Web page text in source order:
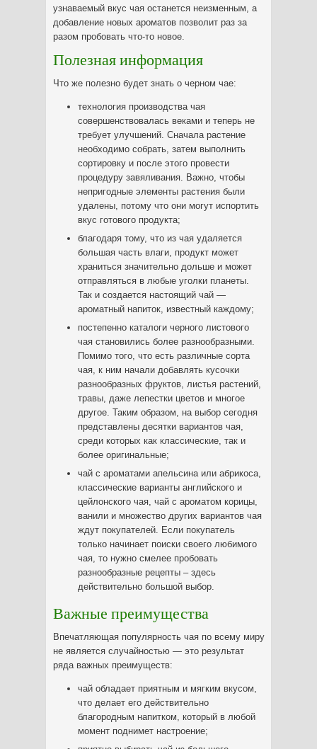
узнаваемый вкус чая останется неизменным, а
добавление новых ароматов позволит раз за
разом пробовать что-то новое.
Полезная информация
Что же полезно будет знать о черном чае:
технология производства чая
совершенствовалась веками и теперь не
требует улучшений. Сначала растение
необходимо собрать, затем выполнить
сортировку и после этого провести
процедуру завяливания. Важно, чтобы
непригодные элементы растения были
удалены, потому что они могут испортить
вкус готового продукта;
благодаря тому, что из чая удаляется
большая часть влаги, продукт может
храниться значительно дольше и может
отправляться в любые уголки планеты.
Так и создается настоящий чай —
ароматный напиток, известный каждому;
постепенно каталоги черного листового
чая становились более разнообразными.
Помимо того, что есть различные сорта
чая, к ним начали добавлять кусочки
разнообразных фруктов, листья растений,
травы, даже лепестки цветов и многое
другое. Таким образом, на выбор сегодня
представлены десятки вариантов чая,
среди которых как классические, так и
более оригинальные;
чай с ароматами апельсина или абрикоса,
классические варианты английского и
цейлонского чая, чай с ароматом корицы,
ванили и множество других вариантов чая
ждут покупателей. Если покупатель
только начинает поиски своего любимого
чая, то нужно смелее пробовать
разнообразные рецепты – здесь
действительно большой выбор.
Важные преимущества
Впечатляющая популярность чая по всему миру
не является случайностью — это результат
ряда важных преимуществ:
чай обладает приятным и мягким вкусом,
что делает его действительно
благородным напитком, который в любой
момент поднимет настроение;